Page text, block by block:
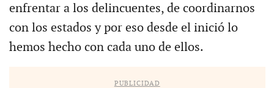
enfrentar a los delincuentes, de coordinarnos
con los estados y por eso desde el inició lo
hemos hecho con cada uno de ellos.
PUBLICIDAD